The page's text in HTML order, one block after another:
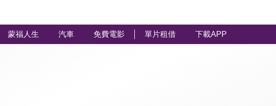
蒙福人生 汽車 免費電影 單片租借 下載APP